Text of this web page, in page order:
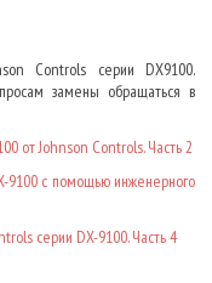
Controls серии DX9100.
замены обращаться в
от Johnson Controls. Часть 2
9100 с помощью инженерного
серии DX-9100. Часть 4